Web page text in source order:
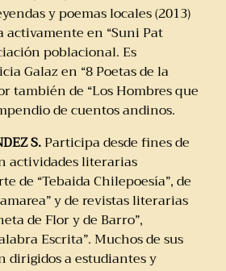
y poemas locales (2013)
en “Suni Pat
poblacional. Es
Galaz en “8 Poetas de la
también de “Los Hombres que
de cuentos andinos.
S.Participa desde fines de
actividades literarias
de “Tebaida Chilepoesía”, de
y de revistas literarias
de Flor y de Barro”,
Escrita”. Muchos de sus
dirigidos a estudiantes y